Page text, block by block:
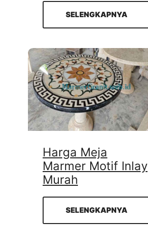
SELENGKAPNYA
Harga Meja
Marmer Motif Inlay
Murah
SELENGKAPNYA